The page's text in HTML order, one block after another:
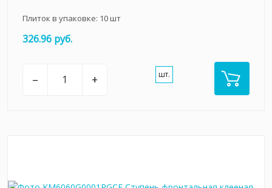
Плиток в упаковке: 10шт
326.96 руб.
– + шт.